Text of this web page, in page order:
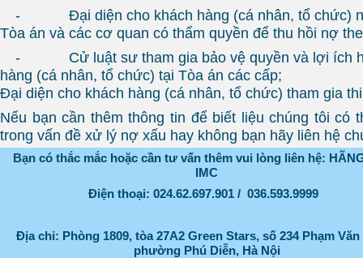
-
Đại diện cho khách hàng (cá nhân, tổ chức)
Tòa án và các cơ quan có thẩm quyền để thu hồi nợ
-
Cử luật sư tham gia bảo vệ quyền và lợi ích
hàng (cá nhân, tổ chức) tại Tòa án các cấp;
Đại diện cho khách hàng (cá nhân, tổ chức) tham gia
Nếu bạn cần thêm thông tin để biết liệu chúng tôi có
trong vấn đề xử lý nợ xấu hay không bạn hãy liên hệ
Bạn có thắc mắc hoặc cần tư vấn thêm vui lòng liên hệ:
IMC
Điện thoại: 024.62.697.901 / 036.593.9999
Địa chỉ: Phòng 1809, tòa 27A2 Green Stars, số 234 Phạm
phường Phú Diễn, Hà Nội